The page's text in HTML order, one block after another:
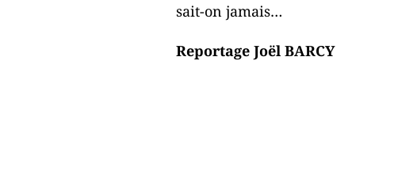
sait-on jamais…
Reportage Joël BARCY